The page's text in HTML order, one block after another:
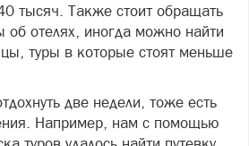
тысяч. Также стоит обращать
отелях, иногда можно найти
туры в которые стоят меньше
две недели, тоже есть
Например, нам с помощью